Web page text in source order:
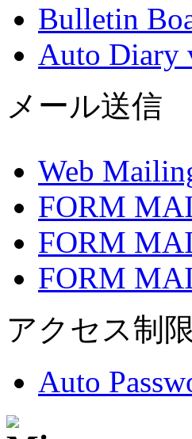
Bulletin
Auto Diary
メール送信
Web
FORM
FORM
FORM
アクセス制限
Auto